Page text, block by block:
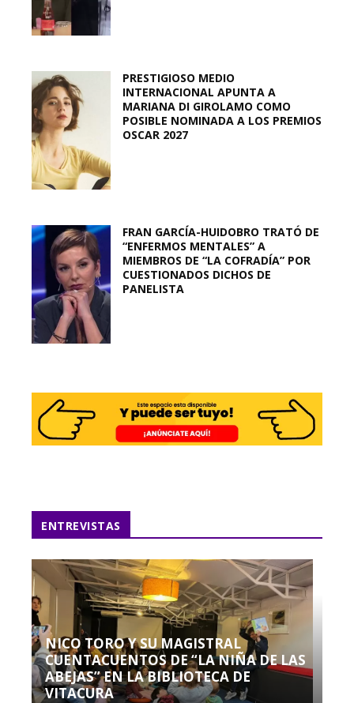
PRESTIGIOSO MEDIO
INTERNACIONAL APUNTA A
MARIANA DI GIROLAMO COMO
POSIBLE NOMINADA A LOS PREMIOS
OSCAR 2027
FRAN GARCÍA-HUIDOBRO TRATÓ DE
“ENFERMOS MENTALES” A
MIEMBROS DE “LA COFRADÍA” POR
CUESTIONADOS DICHOS DE
PANELISTA
ENTREVISTAS
NICO TORO Y SU MAGISTRAL
CUENTACUENTOS DE “LA NIÑA DE LAS
ABEJAS” EN LA BIBLIOTECA DE
VITACURA